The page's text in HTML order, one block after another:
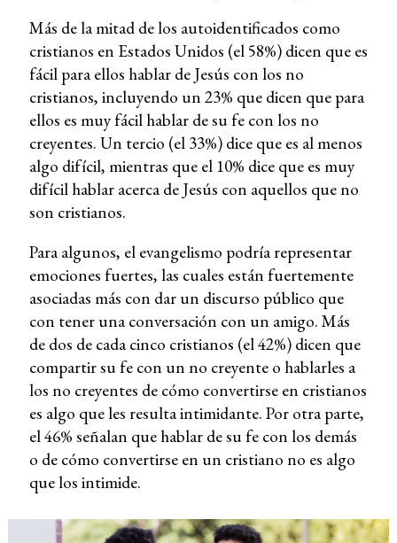
Más de la mitad de los autoidentificados como
cristianos en Estados Unidos (el 58%) dicen que es
fácil para ellos hablar de Jesús con los no
cristianos, incluyendo un 23% que dicen que para
ellos es muy fácil hablar de su fe con los no
creyentes. Un tercio (el 33%) dice que es al menos
algo difícil, mientras que el 10% dice que es muy
difícil hablar acerca de Jesús con aquellos que no
son cristianos.
Para algunos, el evangelismo podría representar
emociones fuertes, las cuales están fuertemente
asociadas más con dar un discurso público que
con tener una conversación con un amigo. Más
de dos de cada cinco cristianos (el 42%) dicen que
compartir su fe con un no creyente o hablarles a
los no creyentes de cómo convertirse en cristianos
es algo que les resulta intimidante. Por otra parte,
el 46% señalan que hablar de su fe con los demás
o de cómo convertirse en un cristiano no es algo
que los intimide.